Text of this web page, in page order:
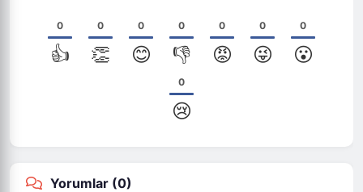
0
👍
0
👏
0
😊
0
👎
0
😡
0
😜
0
😮
0
😢
Yorumlar (0)